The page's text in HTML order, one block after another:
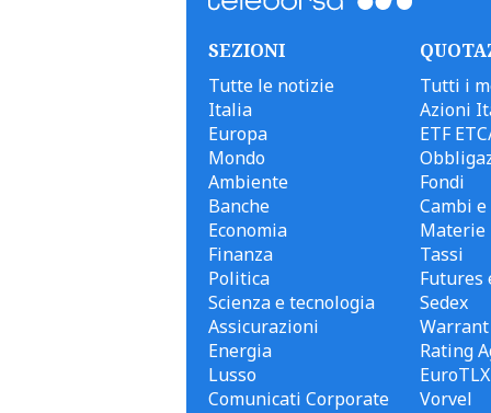
SEZIONI
Tutte le notizie
Italia
Europa
Mondo
Ambiente
Banche
Economia
Finanza
Politica
Scienza e tecnologia
Assicurazioni
Energia
Lusso
Comunicati Corporate
Tutti i
Azioni
ETF
Fondi
Cambi
Materie
Tassi
Futures
Sedex
Warrant
Rating
EuroTLX
Vorvel